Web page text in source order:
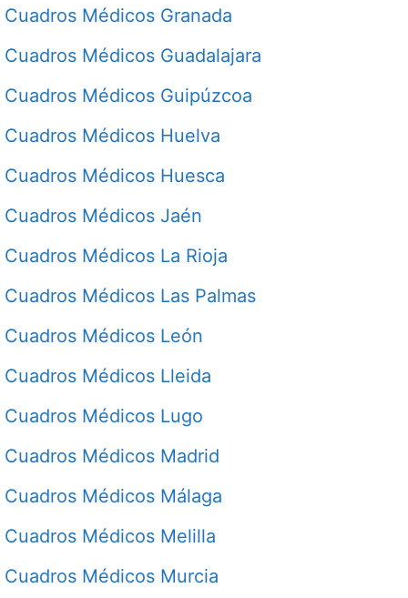
Cuadros Médicos Granada
Cuadros Médicos Guadalajara
Cuadros Médicos Guipúzcoa
Cuadros Médicos Huelva
Cuadros Médicos Huesca
Cuadros Médicos Jaén
Cuadros Médicos La Rioja
Cuadros Médicos Las Palmas
Cuadros Médicos León
Cuadros Médicos Lleida
Cuadros Médicos Lugo
Cuadros Médicos Madrid
Cuadros Médicos Málaga
Cuadros Médicos Melilla
Cuadros Médicos Murcia